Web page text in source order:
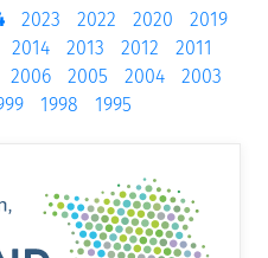
2023 2022 2020
2019
2014 2013 2012
2011
2006 2005 2004
2003
1998 1995